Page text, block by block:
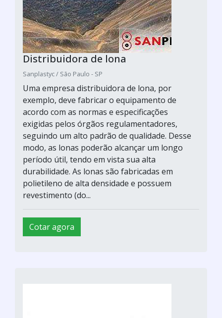
Distribuidora de lona
Sanplastyc / São Paulo - SP
Uma empresa distribuidora de lona, por
exemplo, deve fabricar o equipamento de
acordo com as normas e especificações
exigidas pelos órgãos regulamentadores,
seguindo um alto padrão de qualidade. Desse
modo, as lonas poderão alcançar um longo
período útil, tendo em vista sua alta
durabilidade. As lonas são fabricadas em
polietileno de alta densidade e possuem
revestimento (do...
Cotar agora